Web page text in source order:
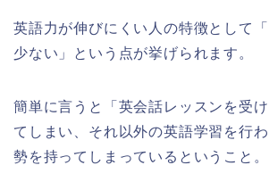
英語力が伸びにくい人の特徴として
少ない」という点が挙げられます。
簡単に言うと「英会話レッスンを受
てしまい、それ以外の英語学習を行
勢を持ってしまっているということ。